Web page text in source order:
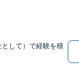
して）で経験を積